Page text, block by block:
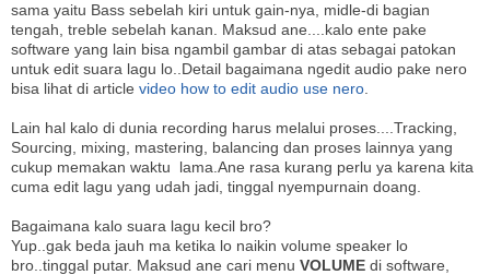
sama yaitu Bass sebelah kiri untuk gain-nya, midle-di bagian
tengah, treble sebelah kanan. Maksud ane....kalo ente pake
software yang lain bisa ngambil gambar di atas sebagai patokan
untuk edit suara lagu lo..Detail bagaimana ngedit audio pake nero
bisa lihat di article video how to edit audio use nero
Lain hal kalo di dunia recording harus melalui proses....Tracking,
Sourcing, mixing, mastering, balancing dan proses lainnya yang
cukup memakan waktu lama.Ane rasa kurang perlu ya karena kita
cuma edit lagu yang udah jadi, tinggal nyempurnain doang.
Bagaimana kalo suara lagu kecil bro?
Yup..gak beda jauh ma ketika lo naikin volume speaker lo
bro..tinggal putar. Maksud ane cari menu VOLUME di software,